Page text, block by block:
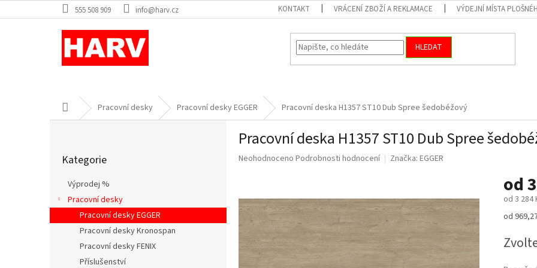
na
555 508 909 info@harv.cz KONTAKT VRÁCENÍ ZBOŽÍ A REKLAMACE VÝDEJNÍ MÍSTA
HLEDAT
Domů Pracovní desky Pracovní desky EGGER Pracovní deska H1357 ST10 Dub Spree šedobéžový
n
kategorie
Kategorie
Výprodej %
Pracovní desky
Pracovní desky EGGER
Pracovní desky Kronospan
Pracovní desky FENIX
Příslušenství
Pracovní deska H1357 ST10 Dub Spree
Průměrné
0,0
5
hvězdiček.
Neohodnoceno Podrobnosti hodnocení Značka: EGGER
od
od 3 284
Měrná
od